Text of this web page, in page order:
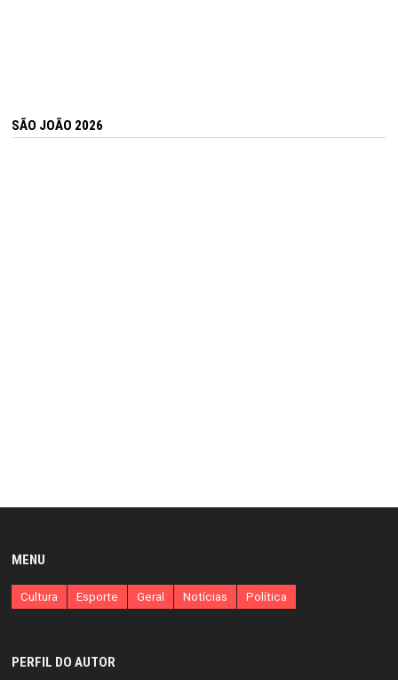
SÃO JOÃO 2026
MENU
Cultura Esporte Geral Notícias Política
PERFIL DO AUTOR